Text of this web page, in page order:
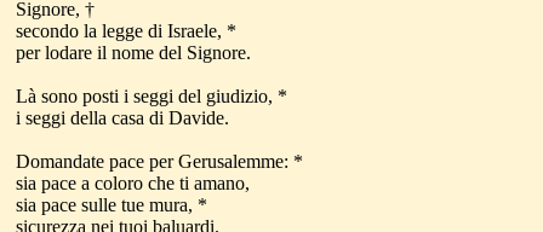
Signore, †
secondo la legge di Israele, *
per lodare il nome del Signore.
Là sono posti i seggi del giudizio, *
i seggi della casa di Davide.
Domandate pace per Gerusalemme: *
sia pace a coloro che ti amano,
sia pace sulle tue mura, *
sicurezza nei tuoi baluardi.